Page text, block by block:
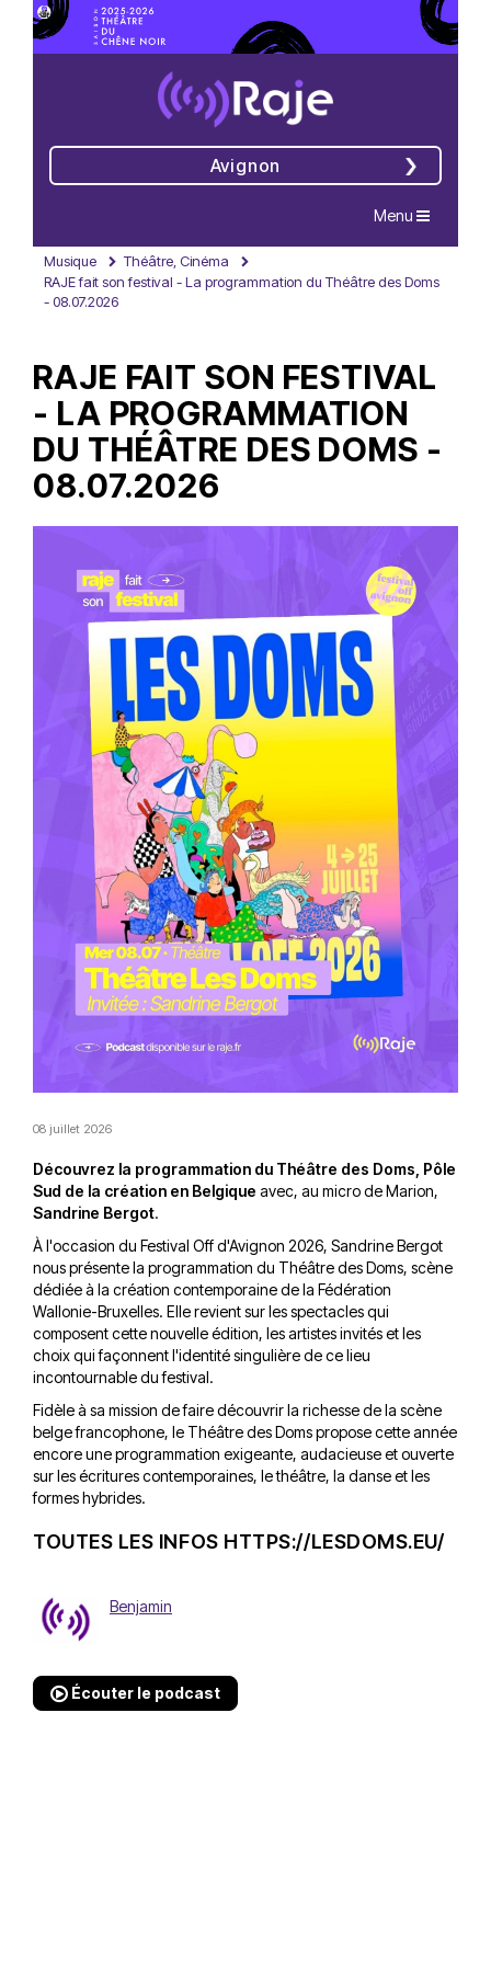
Avignon
Navigation
Menu
Musique
Théâtre, Cinéma
RAJE fait son festival - La programmation du Théâtre des Doms
- 08.07.2026
RAJE FAIT SON FESTIVAL
- LA PROGRAMMATION
DU THÉÂTRE DES DOMS -
08.07.2026
08 juillet 2026
Découvrez la programmation du Théâtre des Doms, Pôle
Sud de la création en Belgique avec, au micro de Marion,
Sandrine Bergot.
À l'occasion du Festival Off d'Avignon 2026, Sandrine Bergot
nous présente la programmation du Théâtre des Doms, scène
dédiée à la création contemporaine de la Fédération
Wallonie-Bruxelles. Elle revient sur les spectacles qui
composent cette nouvelle édition, les artistes invités et les
choix qui façonnent l'identité singulière de ce lieu
incontournable du festival.
Fidèle à sa mission de faire découvrir la richesse de la scène
belge francophone, le Théâtre des Doms propose cette année
encore une programmation exigeante, audacieuse et ouverte
sur les écritures contemporaines, le théâtre, la danse et les
formes hybrides.
TOUTES LES INFOS HTTPS://LESDOMS.EU/
Benjamin
Écouter le podcast